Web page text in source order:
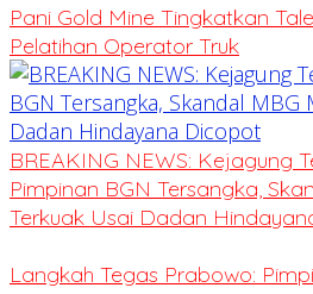
Pani Gold Mine Tingkatkan
Pelatihan Operator Truk
BREAKING NEWS: Kejagung
Pimpinan BGN Tersangka,
Terkuak Usai Dadan
Langkah Tegas Prabowo: